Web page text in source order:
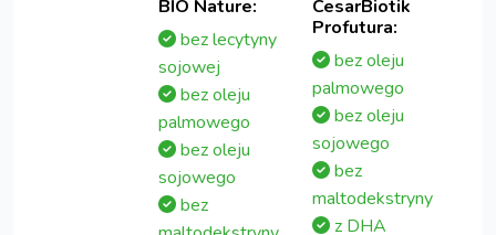
BIO Nature:
bez lecytyny
sojowej
bez oleju
palmowego
bez oleju
sojowego
bez
CesarBiotik
Profutura:
bez oleju
palmowego
bez oleju
sojowego
bez
maltodekstryny
z DHA